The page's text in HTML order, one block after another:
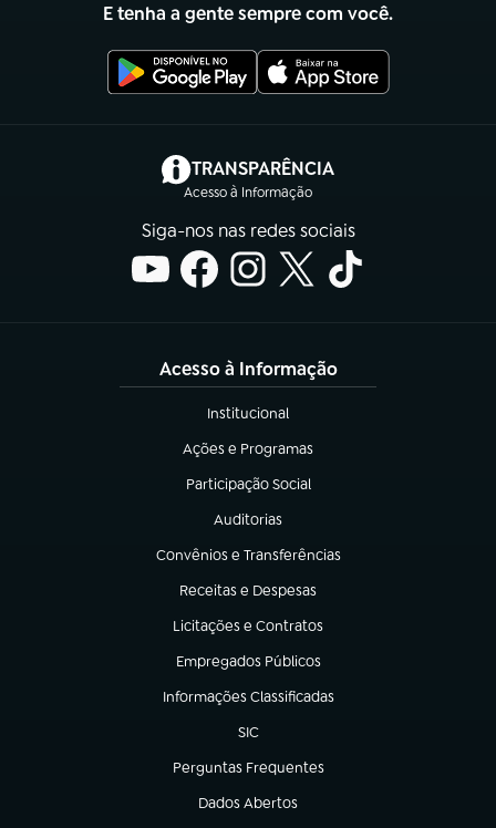
E tenha a gente sempre com você.
TRANSPARÊNCIA
Acesso à Informação
(abre em nova aba)
Siga-nos nas redes sociais
Acesso à Informação
Institucional
(abre em nova aba)
Ações e Programas
(abre em nova aba)
Participação Social
(abre em nova aba)
Auditorias
(abre em nova aba)
Convênios e Transferências
(abre em nova aba)
Receitas e Despesas
(abre em nova aba)
Licitações e Contratos
(abre em nova aba)
Empregados Públicos
(abre em nova aba)
Informações Classificadas
(abre em nova aba)
SIC
(abre em nova aba)
Perguntas Frequentes
(abre em nova aba)
Dados Abertos
(abre em nova aba)